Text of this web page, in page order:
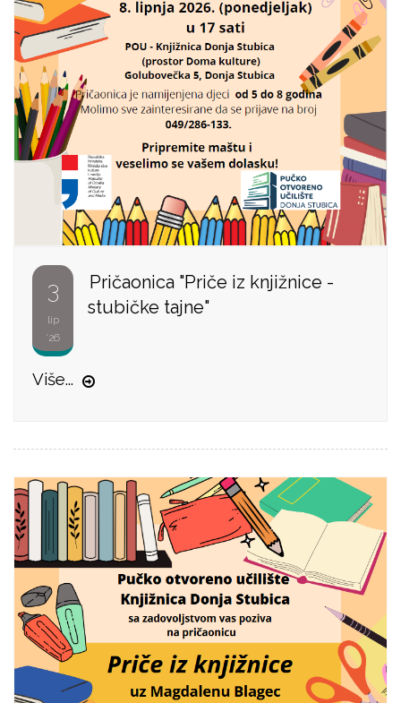
3
lip
'26
Pričaonica "Priče iz knjižnice -
stubičke tajne"
Više...